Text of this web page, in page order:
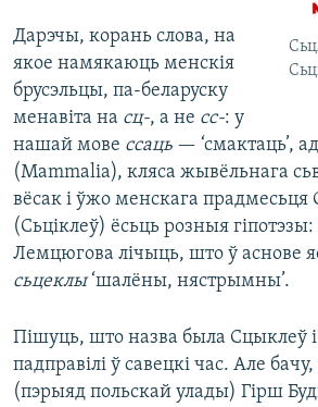
Дарэчы, корань слова, на
якое намякаюць менскія
брусэльцы, па-беларуску
менавіта на сц-, а не сс-: у
нашай мове ссаць — ‘смактаць’,
(Mammalia), кляса жывёльнага
вёсак і ўжо менскага прадмесьця
(Сьціклеў) ёсьць розныя гіпотэзы:
Лемцюгова лічыць, што ў аснове
сьцеклы‘шалёны, нястрымны’.
Пішуць, што назва была Сцыклеў
падправілі ў савецкі час. Але
(пэрыяд польскай улады) Гірш